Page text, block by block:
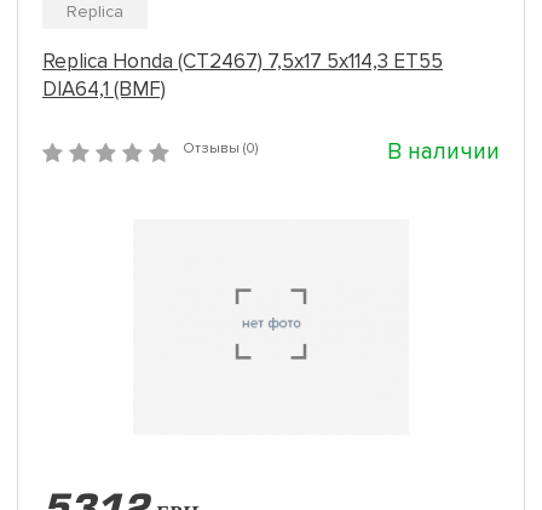
Replica
Replica Honda (CT2467) 7,5x17 5x114,3 ET55
DIA64,1 (BMF)
Отзывы (0) В наличии